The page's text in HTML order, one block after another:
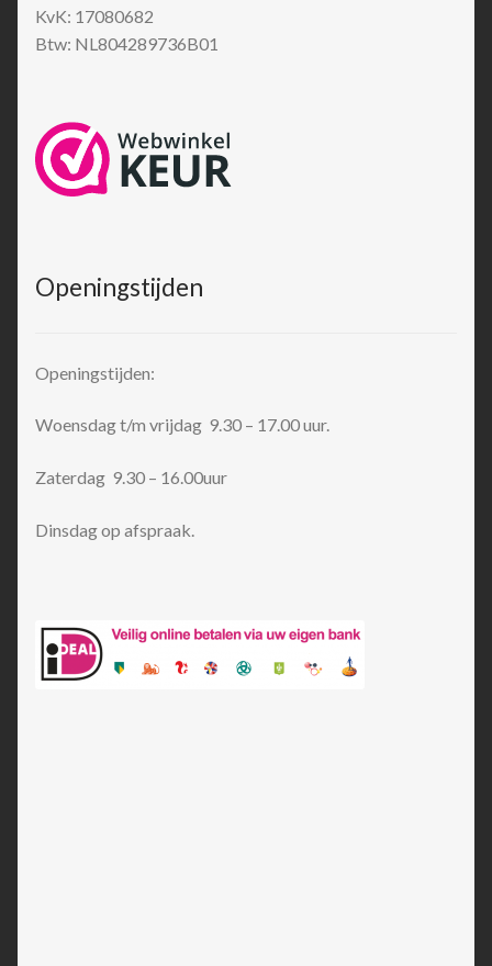
KvK: 17080682
Btw: NL804289736B01
Openingstijden
Openingstijden:
Woensdag t/m vrijdag 9.30 – 17.00 uur.
Zaterdag 9.30 – 16.00uur
Dinsdag op afspraak.